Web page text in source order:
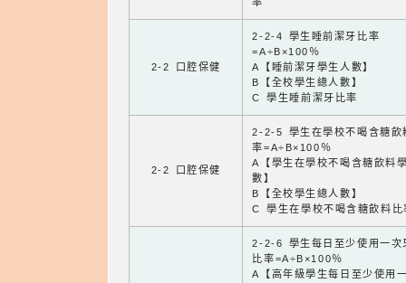
2-2 口腔保健
2-2-4 學生睡前潔牙比率
=A÷B×100％
A【睡前潔牙學生人數】
B【全校學生總人數】
C 學生睡前潔牙比率
2-2 口腔保健
2-2-5 學生在學校不喝含糖飲
率=A÷B×100％
A【學生在學校不喝含糖飲料
數】
B【全校學生總人數】
C 學生在學校不喝含糖飲料比
2-2-6 學生每日至少使用一次
比率=A÷B×100％
A【高年級學生每日至少使用